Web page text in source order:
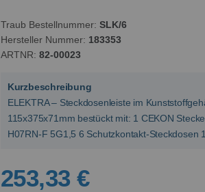
Traub Bestellnummer SLK/6
Hersteller Nummer 183353
ARTNR 82-00023
Kurzbeschreibung
ELEKTRA – Steckdosenleiste im
115x375x71mm bestückt mit: 1 CEKON
H07RN-F 5G1,5 6 Schutzkontakt-Steckdosen
253,33 €